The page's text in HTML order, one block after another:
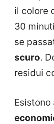
il colore
30
se
scuro.
residui
Esistono